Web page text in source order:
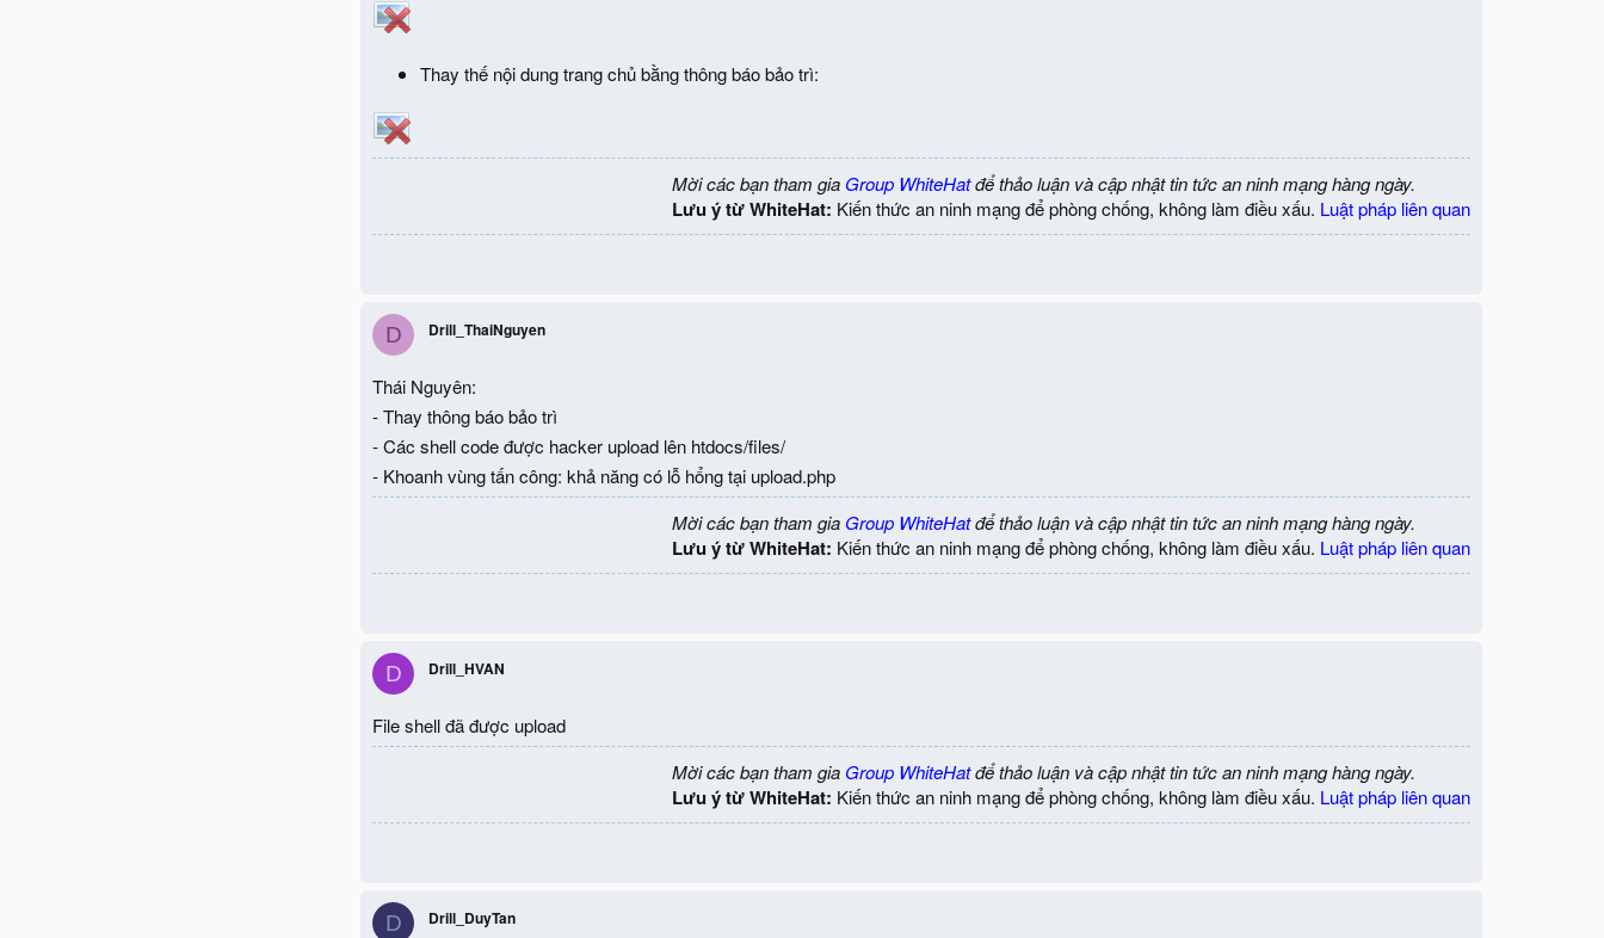
Thay thế nội dung trang chủ bằng thông báo bảo trì:
Mời các bạn tham gia Group WhiteHatđể thảo luận và cập nhật tin tức an ninh mạng hàng ngày.
Lưu ý từ WhiteHat: Kiến thức an ninh mạng để phòng chống, không làm điều xấu. Luật pháp liên quan
D Drill_ThaiNguyen
Thái Nguyên:
- Thay thông báo bảo trì
- Các shell code được hacker upload lên htdocs/files/
- Khoanh vùng tấn công: khả năng có lỗ hổng tại upload.php
Mời các bạn tham gia Group WhiteHatđể thảo luận và cập nhật tin tức an ninh mạng hàng ngày.
Lưu ý từ WhiteHat: Kiến thức an ninh mạng để phòng chống, không làm điều xấu. Luật pháp liên quan
D Drill_HVAN
File shell đã được upload
Mời các bạn tham gia Group WhiteHatđể thảo luận và cập nhật tin tức an ninh mạng hàng ngày.
Lưu ý từ WhiteHat: Kiến thức an ninh mạng để phòng chống, không làm điều xấu. Luật pháp liên quan
D Drill_DuyTan